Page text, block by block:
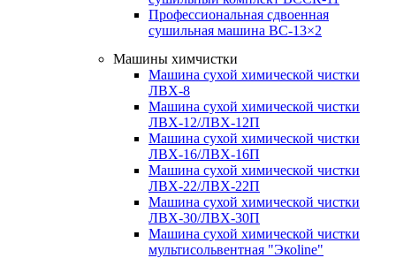
Профессиональная сдвоенная
сушильная машина ВС-13×2
Машины химчистки
Машина сухой химической чистки
ЛВХ-8
Машина сухой химической чистки
ЛВХ-12/ЛВХ-12П
Машина сухой химической чистки
ЛВХ-16/ЛВХ-16П
Машина сухой химической чистки
ЛВХ-22/ЛВХ-22П
Машина сухой химической чистки
ЛВХ-30/ЛВХ-30П
Машина сухой химической чистки
мультисольвентная "Экоline"